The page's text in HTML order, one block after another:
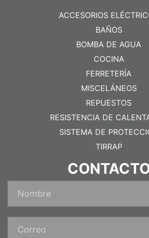
ACCESORIOS
BAÑOS
BOMBA DE AGUA
COCINA
FERRETERÍA
MISCELÁNEOS
REPUESTOS
RESISTENCIA DE
SISTEMA DE
TIRRAP